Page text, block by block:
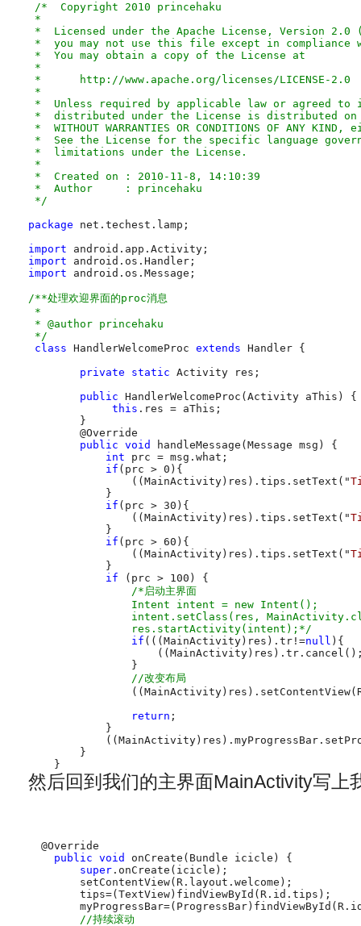
/*  Copyright 2010 princehaku
*
*  Licensed under the Apache License, Version
*  you may not use this file except in compliance
*  You may obtain a copy of the License at
*
*      http://www.apache.org/licenses/LICENSE-2.0
*
*  Unless required by applicable law or agreed
*  distributed under the License is distributed on
*  WITHOUT WARRANTIES OR CONDITIONS OF ANY
*  See the License for the specific language
*  limitations under the License.
*
*  Created on : 2010-11-8, 14:10:39
*  Author     : princehaku
*/
package net.techest.lamp;
import
import
import android.os.Message;
/**处理欢迎界面的proc消息
*
* @author princehaku
*/
class HandlerWelcomeProc extends Handler {
private
static Activity res;
public HandlerWelcomeProc(Activity aThis) {
this .res = aThis;
        }
        @Override
public void handleMessage(Message msg) {
int prc = msg.what;
if (prc > 0){
                ((MainActivity)res).tips.setText("
            }
if (prc > 30){
                ((MainActivity)res).tips.setText("
            }
if (prc > 60){
                ((MainActivity)res).tips.setText("
            }
if (prc > 100) {
/*启动主界面
                Intent intent = new Intent();
intent.setClass(res,
                res.startActivity(intent);*/
if (((MainActivity)res).tr!=null ){
                }
//改变布局
return ;
            }
        }
    }
然后回到我们的主界面MainActivity写上
@Override
public void onCreate(Bundle icicle) {
super.onCreate(icicle);
        setContentView(R.layout.welcome);
        tips=(TextView)findViewById(R.id.tips);
//持续滚动